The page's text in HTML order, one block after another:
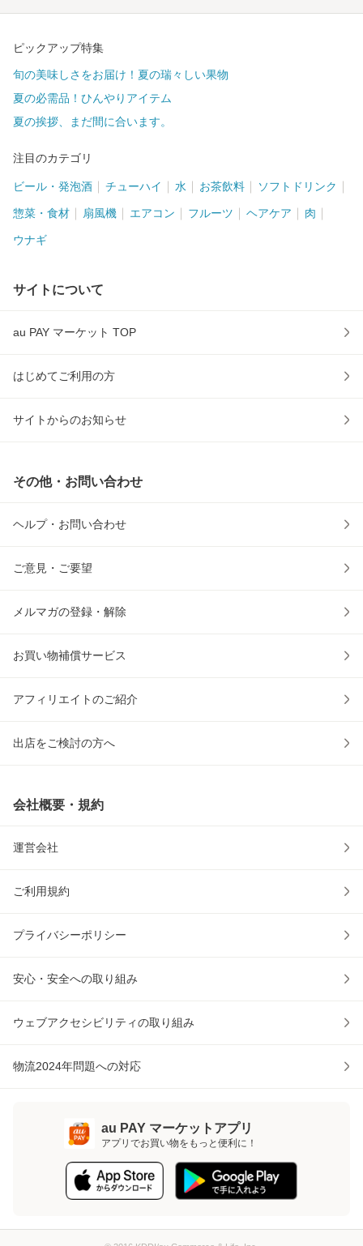
ピックアップ特集
旬の美味しさをお届け！夏の瑞々しい果物
夏の必需品！ひんやりアイテム
夏の挨拶、まだ間に合います。
注目のカテゴリ
ビール・発泡酒 チューハイ 水 お茶飲料 ソフトドリンク
惣菜・食材 扇風機 エアコン フルーツ ヘアケア 肉
ウナギ
サイトについて
au PAY マーケット TOP
はじめてご利用の方
サイトからのお知らせ
その他・お問い合わせ
ヘルプ・お問い合わせ
ご意見・ご要望
メルマガの登録・解除
お買い物補償サービス
アフィリエイトのご紹介
出店をご検討の方へ
会社概要・規約
運営会社
ご利用規約
プライバシーポリシー
安心・安全への取り組み
ウェブアクセシビリティの取り組み
物流2024年問題への対応
au PAY マーケットアプリ
アプリでお買い物をもっと便利に！